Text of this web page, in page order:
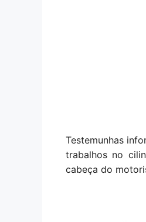
Testemunhas
trabalhos no
cabeça do